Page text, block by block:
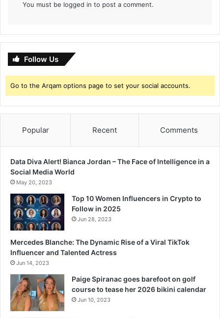
You must be logged in to post a comment.
Follow Us
Go to the Arqam options page to set your social accounts.
Popular Recent Comments
Data Diva Alert! Bianca Jordan – The Face of Intelligence in a
Social Media World
May 20, 2023
Top 10 Women Influencers in Crypto to
Follow in 2025
Jun 28, 2023
Mercedes Blanche: The Dynamic Rise of a Viral TikTok
Influencer and Talented Actress
Jun 14, 2023
Paige Spiranac goes barefoot on golf
course to tease her 2026 bikini calendar
Jun 10, 2023